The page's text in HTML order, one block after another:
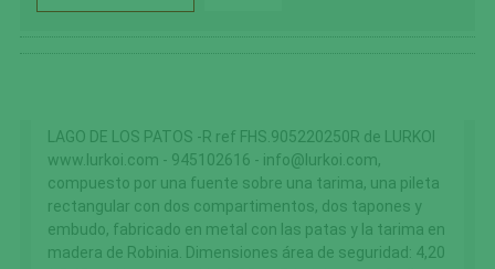
LAGO DE LOS PATOS -R ref FHS.905220250R de LURKOI
www.lurkoi.com - 945102616 - info@lurkoi.com,
compuesto por una fuente sobre una tarima, una pileta
rectangular con dos compartimentos, dos tapones y
embudo, fabricado en metal con las patas y la tarima en
madera de Robinia. Dimensiones área de seguridad: 4,20